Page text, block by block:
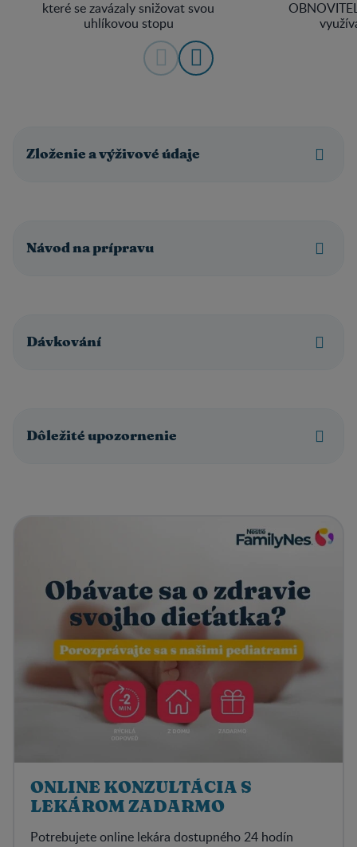
které se zavázaly snižovat svou
uhlíkovou stopu
Zloženie a výživové údaje
Návod na prípravu
Dávkování
Dôležité upozornenie
ONLINE KONZULTÁCIA S
LEKÁROM ZADARMO
Potrebujete online lekára dostupného 24 hodín